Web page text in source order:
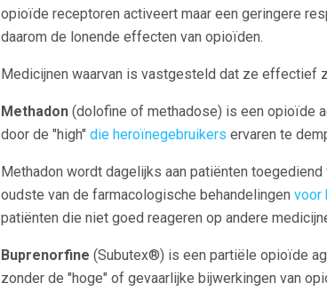
opioïde receptoren activeert maar een geringere
daarom de lonende effecten van opioïden.
Medicijnen waarvan is vastgesteld dat ze effectief
Methadon (dolofine of methadose) is een opioïde
door de "high" die heroïnegebruikers ervaren te
Methadon wordt dagelijks aan patiënten
oudste van de farmacologische behandelingen voor
patiënten die niet goed reageren op andere
Buprenorfine (Subutex®) is een partiële opioïde
zonder de "hoge" of gevaarlijke bijwerkingen van